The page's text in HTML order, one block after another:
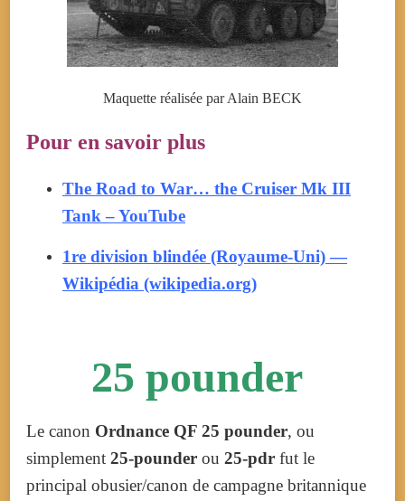
Maquette réalisée par Alain BECK
Pour en savoir plus
The Road to War… the Cruiser Mk III
Tank – YouTube
1re division blindée (Royaume-Uni) —
Wikipédia (wikipedia.org)
25 pounder
Le canon Ordnance QF 25 pounder, ou
simplement 25-pounder ou 25-pdr fut le
principal obusier/canon de campagne britannique